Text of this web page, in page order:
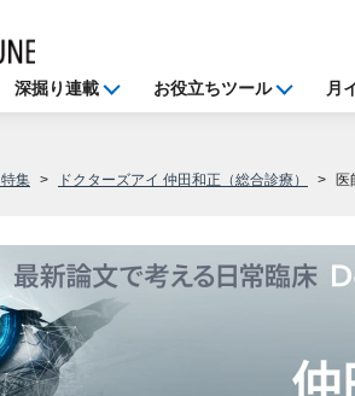
深掘り連載 お役立ちツール 月
集 ドクターズアイ 仲田和正（総合診療）